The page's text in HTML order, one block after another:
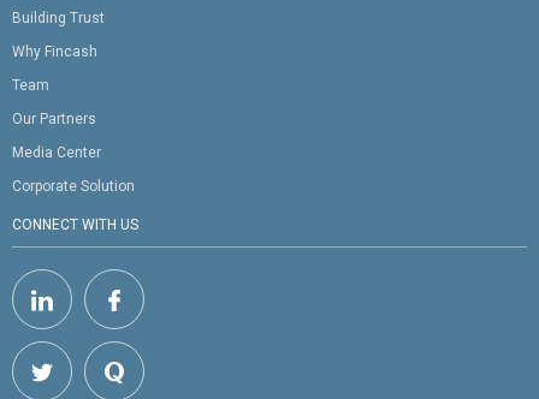
Building Trust
Why Fincash
Team
Our Partners
Media Center
Corporate Solution
CONNECT WITH US